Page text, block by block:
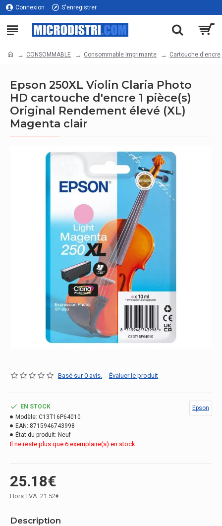
Connexion S'enregistrer
CONSOMMABLE Consommable Imprimante Cartouche d'encre
Epson 250XL Violin Claria Photo
HD cartouche d'encre 1 pièce(s)
Original Rendement élevé (XL)
Magenta clair
Basé sur 0 avis. - Évaluer le produit
25.18€
Hors TVA: 21.52€
EN STOCK
Modèle: C13T16P64010
EAN: 8715946743998
État du produit: Neuf
Epson
Il ne reste plus que 6 exemplaire(s) en stock.
Description